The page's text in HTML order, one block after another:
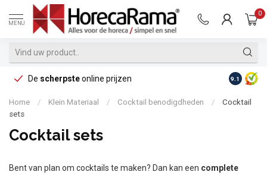
MENU
0
De scherpsteonline prijzen Op
9.1
Home / Klein Materiaal / Cocktail benodigdheden /
Cocktail
sets
Cocktail sets
Bent van plan om cocktails te maken? Dan kan een complete